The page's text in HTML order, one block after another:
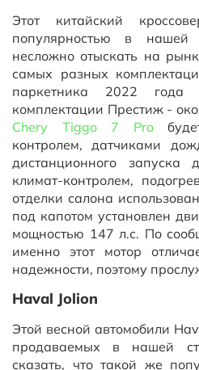
Этот китайский
популярностью в нашей
несложно отыскать на
самых разных
паркетника 2022
комплектации Престиж -
Chery Tiggo 7 Pro
контролем, датчиками
дистанционного запуска
климат-контролем,
отделки салона
под капотом установлен
мощностью 147 л.с. По
именно этот мотор
надежности, поэтому
Haval Jolion
Этой весной автомобили
продаваемых в нашей
сказать, что такой же